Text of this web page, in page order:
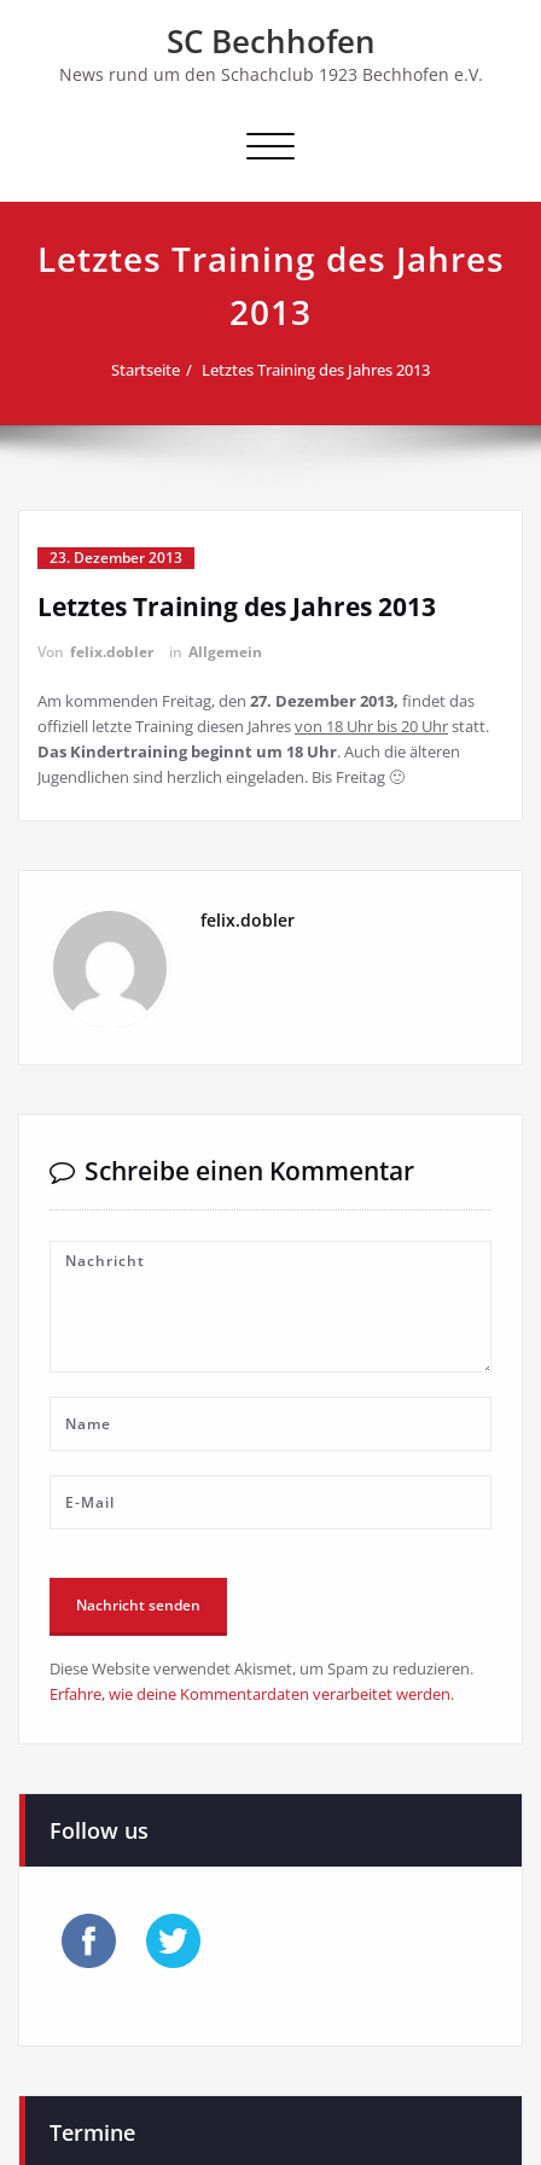
SC Bechhofen
News rund um den Schachclub 1923 Bechhofen e.V.
Schalte
Letztes Training des Jahres
2013
Startseite Letztes Training des Jahres 2013
23. Dezember 2013
Letztes Training des Jahres 2013
Von felix.dobler in Allgemein
Am kommenden Freitag, den 27. Dezember 2013, findet das
offiziell letzte Training diesen Jahresvon 18 Uhr bis 20 Uhrstatt.
Das Kindertraining beginnt um 18 Uhr. Auch die älteren
Jugendlichen sind herzlich eingeladen. Bis Freitag 🙂
felix.dobler
Schreibe einen Kommentar
Diese Website verwendet Akismet, um Spam zu reduzieren.
Erfahre, wie deine Kommentardaten verarbeitet werden.
Follow us
Termine